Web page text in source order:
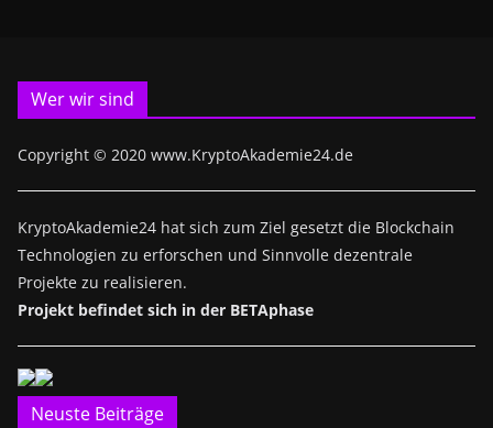
Wer wir sind
Copyright © 2020 www.KryptoAkademie24.de
KryptoAkademie24 hat sich zum Ziel gesetzt die Blockchain
Technologien zu erforschen und Sinnvolle dezentrale
Projekte zu realisieren.
Projekt befindet sich in der BETAphase
Neuste Beiträge